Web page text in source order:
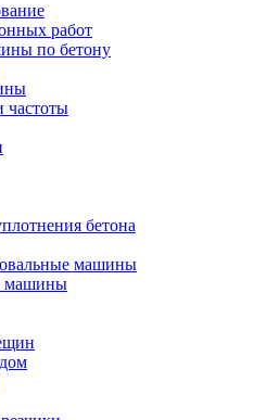
работ
по бетону
частоты
бетона
машины
машины